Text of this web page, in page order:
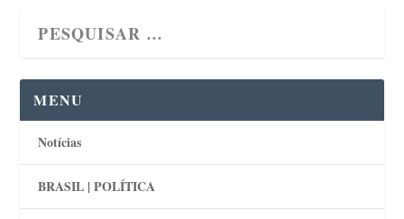
MENU
Notícias
BRASIL | POLÍTICA